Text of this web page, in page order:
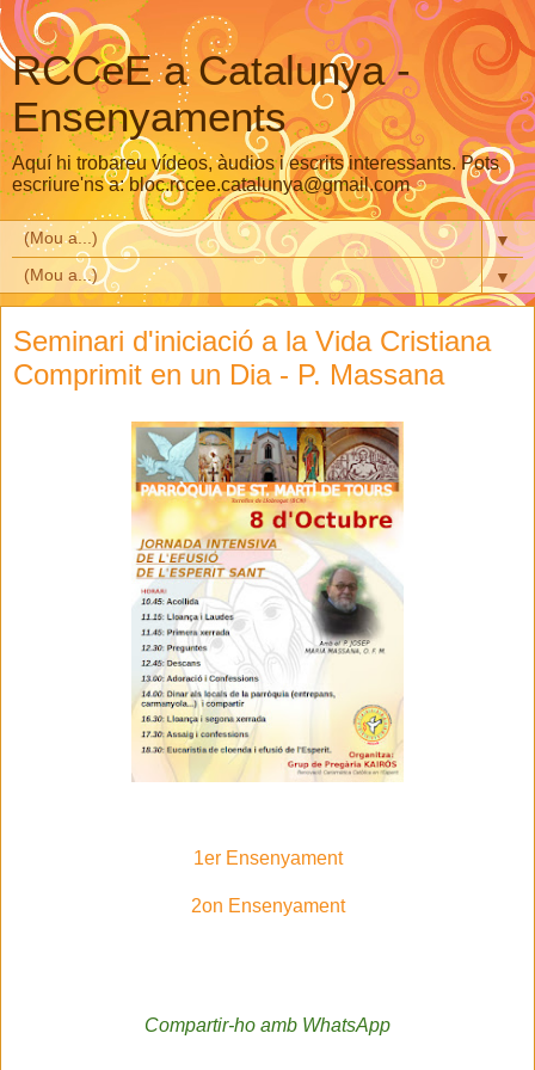
RCCeE a Catalunya -
Ensenyaments
Aquí hi trobareu vídeos, àudios i escrits interessants. Pots
escriure'ns a: bloc.rccee.catalunya@gmail.com
▼
▼
Seminari d'iniciació a la Vida Cristiana
Comprimit en un Dia - P. Massana
1er Ensenyament
2on Ensenyament
Compartir-ho amb WhatsApp